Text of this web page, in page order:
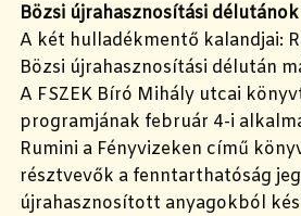
Bözsi újrahasznosítási
A két hulladékmentő kalandjai:
Bözsi újrahasznosítási délután
A FSZEK Bíró Mihály utcai
programjának február 4-i
Rumini a Fényvizeken című
résztvevők a fenntarthatóság
újrahasznosított anyagokból